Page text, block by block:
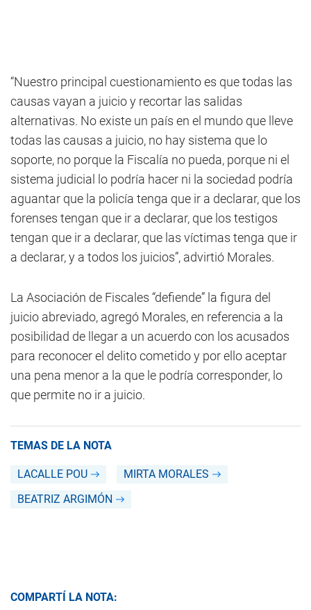
“Nuestro principal cuestionamiento es que todas las
causas vayan a juicio y recortar las salidas
alternativas. No existe un país en el mundo que lleve
todas las causas a juicio, no hay sistema que lo
soporte, no porque la Fiscalía no pueda, porque ni el
sistema judicial lo podría hacer ni la sociedad podría
aguantar que la policía tenga que ir a declarar, que los
forenses tengan que ir a declarar, que los testigos
tengan que ir a declarar, que las víctimas tenga que ir
a declarar, y a todos los juicios”, advirtió Morales.
La Asociación de Fiscales “defiende” la figura del
juicio abreviado, agregó Morales, en referencia a la
posibilidad de llegar a un acuerdo con los acusados
para reconocer el delito cometido y por ello aceptar
una pena menor a la que le podría corresponder, lo
que permite no ir a juicio.
TEMAS DE LA NOTA
LACALLE POU
MIRTA MORALES
BEATRIZ ARGIMÓN
COMPARTÍ LA NOTA: